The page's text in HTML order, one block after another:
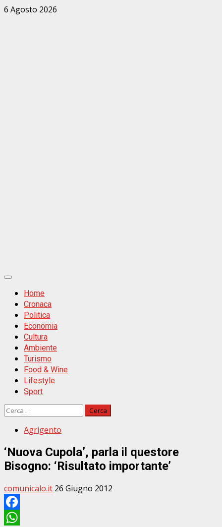
Zum
6 Agosto 2026
Primäres
MenüHome
Cronaca
Politica
Economia
Cultura
Ambiente
Turismo
Food & Wine
Lifestyle
Sport
Ricerca
Agrigento
‘Nuova Cupola’, parla il questore
Bisogno: ‘Risultato importante’
comunicalo.it 26 Giugno 2012
Facebook